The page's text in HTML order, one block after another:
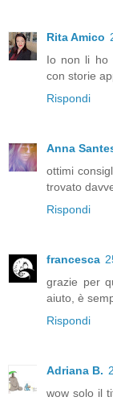
Rita Amico
Io non li ho
con storie
Rispondi
Anna
ottimi
trovato
Rispondi
francesca
grazie per
aiuto, è
Rispondi
Adriana B.
wow solo il